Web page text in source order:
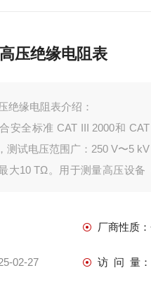
压绝缘电阻表
绝缘电阻表介绍：
安全标准 CAT III 2000和
测试电压范围广：250 V〜5 kV
大10 TΩ。用于测量高压设备
的光伏面板中迅速锁定故障位
厂商性质：
02-27 访 问 量：